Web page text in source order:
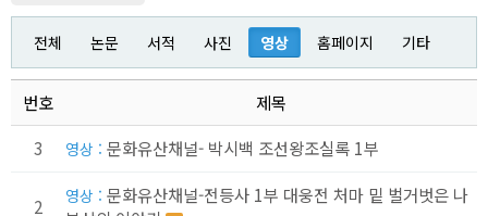
전체 논문 서적 사진 영상 홈페이지 기타
번호
제목
3
영상 : 문화유산채널- 박시백 조선왕조실록 1부
2 영상 : 문화유산채널-전등사 1부 대웅전 처마 밑 벌거벗은 나